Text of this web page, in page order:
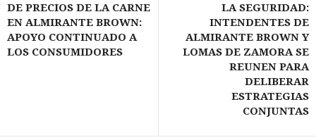
DE PRECIOS DE LA CARNE
EN ALMIRANTE BROWN:
APOYO CONTINUADO A
LOS CONSUMIDORES
LA SEGURIDAD:
INTENDENTES DE
ALMIRANTE BROWN Y
LOMAS DE ZAMORA SE
REUNEN PARA
DELIBERAR
ESTRATEGIAS
CONJUNTAS